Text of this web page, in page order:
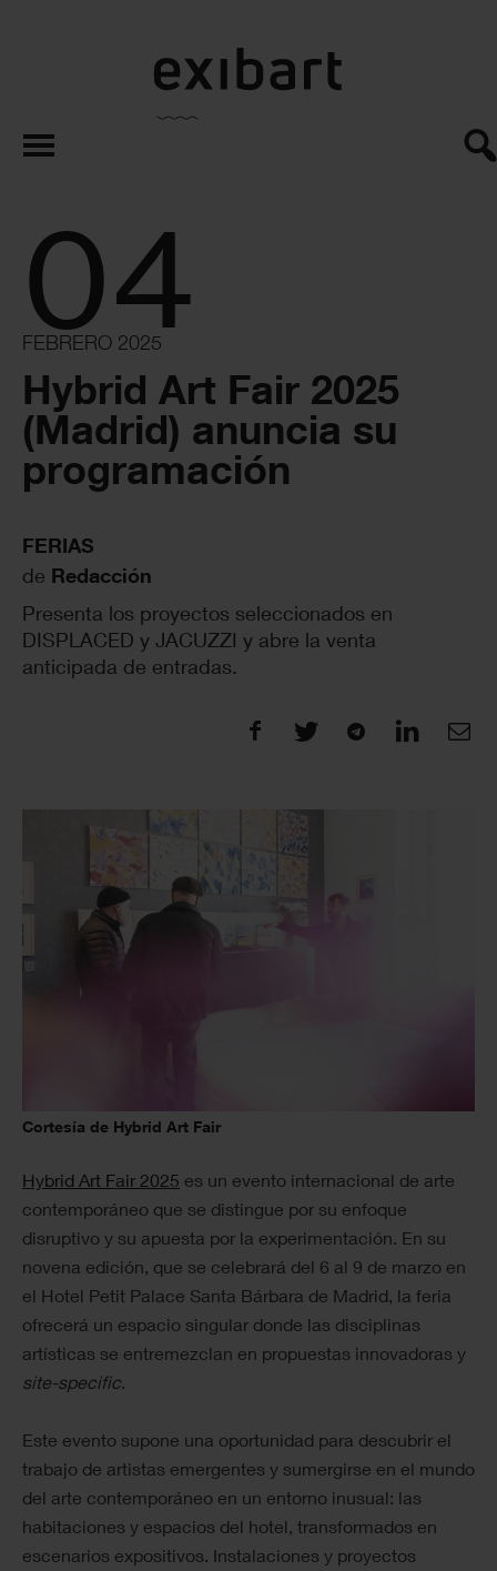
exibart.es
04
FEBRERO 2025
Hybrid Art Fair 2025
(Madrid) anuncia su
programación
FERIAS
de Redacción
Presenta los proyectos seleccionados en
DISPLACED y JACUZZI y abre la venta
anticipada de entradas.
Cortesía de Hybrid Art Fair
Hybrid Art Fair 2025 es un evento internacional de arte
contemporáneo que se distingue por su enfoque
disruptivo y su apuesta por la experimentación. En su
novena edición, que se celebrará del 6 al 9 de marzo en
el Hotel Petit Palace Santa Bárbara de Madrid, la feria
ofrecerá un espacio singular donde las disciplinas
artísticas se entremezclan en propuestas innovadoras y
site-specific.
Este evento supone una oportunidad para descubrir el
trabajo de artistas emergentes y sumergirse en el mundo
del arte contemporáneo en un entorno inusual: las
habitaciones y espacios del hotel, transformados en
escenarios expositivos. Instalaciones y proyectos